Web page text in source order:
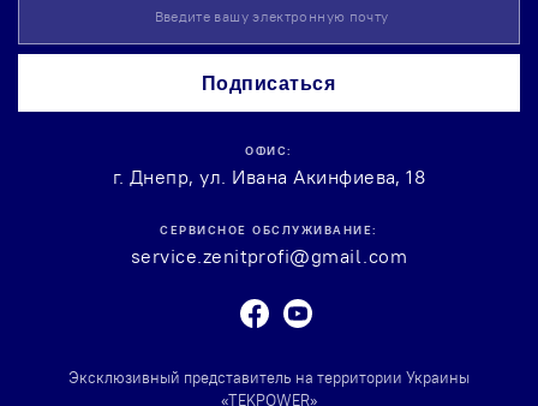
Up
for
Newsletter:
Подписаться
ОФИС:
г. Днепр, ул. Ивана Акинфиева, 18
СЕРВИСНОЕ ОБСЛУЖИВАНИЕ:
service.zenitprofi@gmail.com
FacebookYoutube
Эксклюзивный представитель на территории Украины
«TEKPOWER»